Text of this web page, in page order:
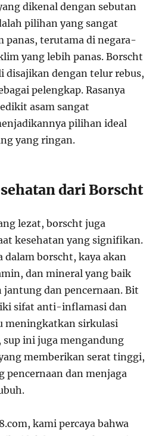
dikenal dengan sebutan
pilihan yang sangat
panas, terutama di negara-
yang lebih panas. Borscht
disajikan dengan telur rebus,
pelengkap. Rasanya
asam sangat
pilihan ideal
yang ringan.
dari Borscht
lezat, borscht juga
kesehatan yang signifikan.
dalam borscht, kaya akan
dan mineral yang baik
dan pencernaan. Bit
sifat anti-inflamasi dan
meningkatkan sirkulasi
sup ini juga mengandung
memberikan serat tinggi,
pencernaan dan menjaga
kami percaya bahwa